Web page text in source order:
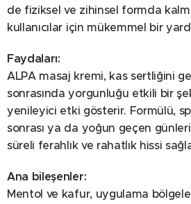
de fiziksel ve zihinsel formda
kullanıcılar için mükemmel bir
Faydaları:
ALPA masaj kremi, kas sertliğini
sonrasında yorgunluğu etkili bir
yenileyici etki gösterir. Formülü,
sonrası ya da yoğun geçen
süreli ferahlık ve rahatlık hissi
Ana bileşenler:
Mentol ve kafur, uygulama